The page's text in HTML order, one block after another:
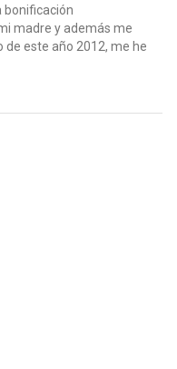
bonificación
madre y además me
de este año 2012, me he